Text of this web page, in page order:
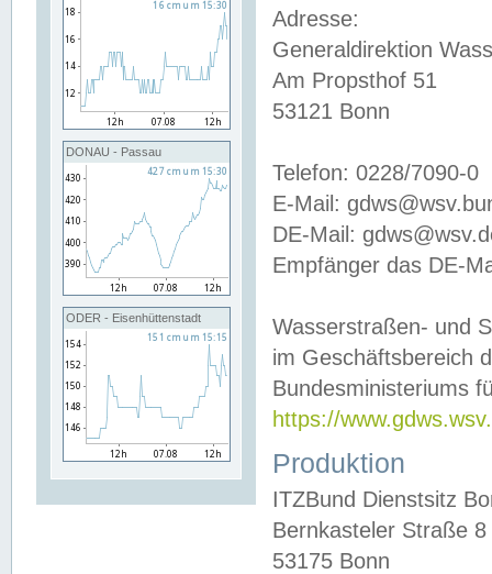
DONAU - Passau
ODER - Eisenhüttenstadt
Adresse:
Generaldirektion
Am Propsthof 51
53121 Bonn
Telefon: 0228/7090-0
E-Mail:
DE-Mail:
Empfänger das DE-
Wasserstraßen- und
im Geschäftsbereich
Bundesministeriums
https://
Produktion
ITZBund Dienstsitz
Bernkasteler Straße 8
53175 Bonn